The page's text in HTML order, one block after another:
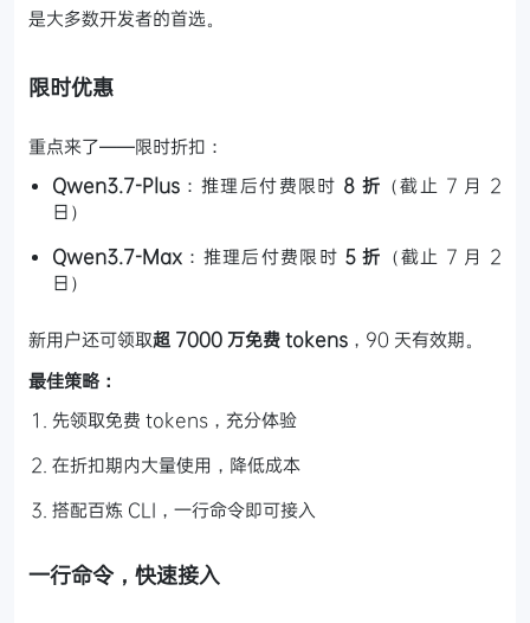
是大多数开发者的首选。
限时优惠
重点来了——限时折扣：
Qwen3.7-Plus ：推理后付费限时 8 折 （截止 7 月 2
日）
Qwen3.7-Max ：推理后付费限时 5 折 （截止 7 月 2
日）
新用户还可领取超 7000 万免费 tokens ，90 天有效期。
最佳策略：
先领取免费 tokens，充分体验
在折扣期内大量使用，降低成本
搭配百炼 CLI，一行命令即可接入
一行命令，快速接入